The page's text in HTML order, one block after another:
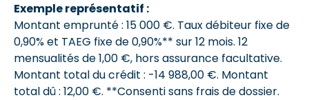
Exemple représentatif :
Montant emprunté : 15 000 €. Taux débiteur fixe de
0,90% et TAEG fixe de 0,90%** sur 12 mois. 12
mensualités de 1,00 €, hors assurance facultative.
Montant total du crédit : -14 988,00 €. Montant
total dû : 12,00 €. **Consenti sans frais de dossier.